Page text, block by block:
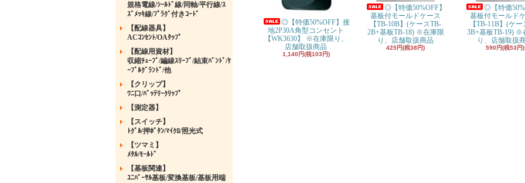
規格電線/ｼｰﾙﾄﾞ線/同軸/平行線/ｽ
ｽﾞﾒｯｷ線/ﾌﾟﾗｸﾞ付きｺｰﾄﾞ
【配線器具】
ACｺﾝｾﾝﾄ/OAﾀｯﾌﾟ
【配線用資材】
収縮ﾁｭｰﾌﾞ/編線ｽﾘｰﾌﾞ/結束ﾊﾞﾝﾄﾞ/ｹ
ｰﾌﾞﾙｸﾞﾗﾝﾄﾞ/他
【クリップ】
ﾜﾆ口/ﾊﾞｯﾃﾘｰｸﾘｯﾌﾟ
【測定器】
【スイッチ】
ﾄｸﾞﾙ/押ﾎﾞﾀﾝ/ﾏｲｸﾛ/照光式
【ツマミ】
ﾒﾀﾙ/ﾓｰﾙﾄﾞ
【基板関連】
ﾕﾆﾊﾞｰｻﾙ基板/変換基板/基板用端
◎【特価50%OFF】接
地2P30A角型コンセント
【WK3630】 ※在庫限り、
店舗取扱商品
1,140円(税103円)
◎【特価50%OFF】
基板付モールドケース
【TB-10B】(ケースTB-
2B+基板TB-18) ※在庫限
り、店舗取扱商品
425円(税38円)
◎【特価
基板付モールド
【TB-11B】(ケ
3B+基板TB-19) ※
り、店舗取扱
590円(税53円)